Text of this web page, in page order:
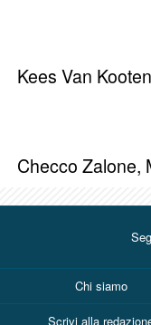
Kees Van Kooten
Checco Zalone,
Chi siamo
Scrivi alla